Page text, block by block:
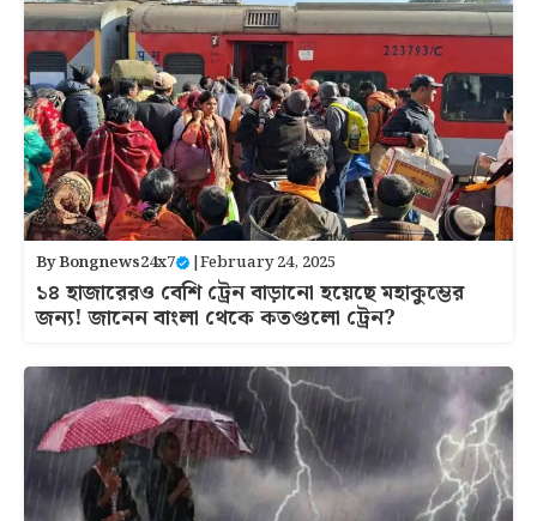
ByBongnews24x7 |February 24, 2025
১৪ হাজারের‌ও বেশি ট্রেন বাড়ানো হয়েছে মহাকুম্ভের
জন্য! জানেন বাংলা থেকে কতগুলো ট্রেন?